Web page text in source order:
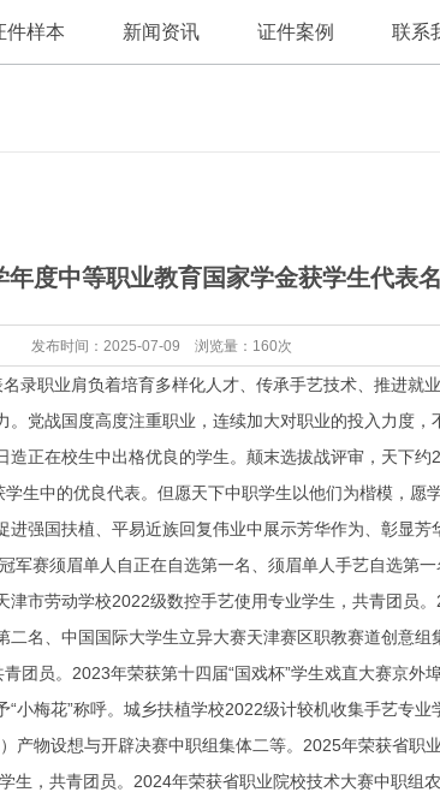
件样本 新闻资讯 证件案例 联系
度中等职业教育国家学金获学生代表
发布时间：2025-07-09 浏览量：160次
职业肩负着培育多样化人才、传承手艺技术、推进就
党战国度高度注重职业，连续加大对职业的投入力度
正在校生中出格优良的学生。颠末选拔战评审，天下
生中的优良代表。但愿天下中职学生以他们为楷模，愿
强国扶植、平易近族回复伟业中展示芳华作为、彰显
军赛须眉单人自正在自选第一名、须眉单人手艺自选第
市劳动学校2022级数控手艺使用专业学生，共青团员
名、中国国际大学生立异大赛天津赛区职教赛道创意组
团员。2023年荣获第十四届“国戏杯”学生戏直大赛京外
小梅花”称呼。城乡扶植学校2022级计较机收集手艺专
物设想与开辟决赛中职组集体二等。2025年荣获省职
，共青团员。2024年荣获省职业院校技术大赛中职组